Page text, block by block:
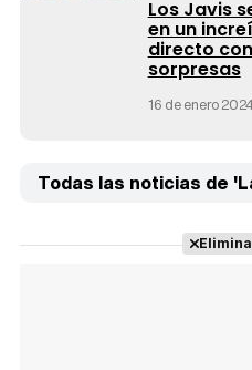
Los Javis
en un
directo
sorpresas
16 de enero 2024
Todas las noticias de